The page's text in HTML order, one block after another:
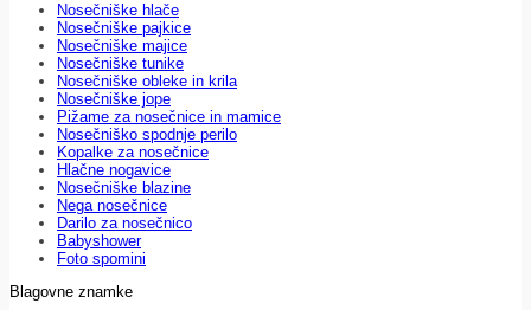
Nosečniške hlače
Nosečniške pajkice
Nosečniške majice
Nosečniške tunike
Nosečniške obleke in krila
Nosečniške jope
Pižame za nosečnice in mamice
Nosečniško spodnje perilo
Kopalke za nosečnice
Hlačne nogavice
Nosečniške blazine
Nega nosečnice
Darilo za nosečnico
Babyshower
Foto spomini
Blagovne znamke